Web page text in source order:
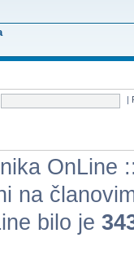
OnLine
na
bilo je